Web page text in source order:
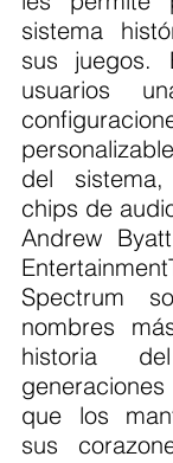
sistema
sus juegos.
usuarios
del
chips de
Andrew
Spectrum
nombres
historia
que los
sus